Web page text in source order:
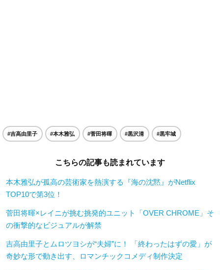
#吉高由里子 #本木雅弘 #菅田将暉 #黒沢清 #黒牢城
こちらの記事も読まれています
本木雅弘が孤高の芸術家を熱演する『海の沈黙』がNetflix
TOP10で第3位！
菅田将暉×レイニが挑む挑発的ユニット「OVER CHROME」そ
の衝撃的なビジュアルが解禁
吉高由里子とムロツヨシが“夫婦”に！ 「終わったはずの愛」が
奇妙な形で動き出す、ロマンチックコメディ制作決定